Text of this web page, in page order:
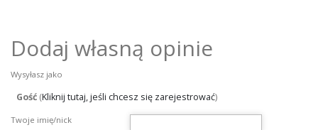
Dodaj własną opinie
Wysyłasz jako
Gość (Kliknij tutaj, jeśli chcesz się zarejestrować)
Twoje imię/nick